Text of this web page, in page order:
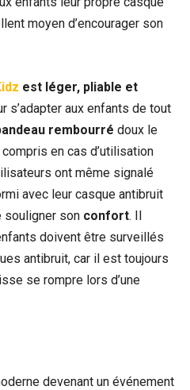
moyen d’encourager son
est léger, pliable et
s’adapter aux enfants de tout
rembourré doux le
en cas d’utilisation
ont même signalé
avec leur casque antibruit
souligner son confort. Il
doivent être surveillés
antibruit, car il est toujours
se rompre lors d’une
devenant un événement